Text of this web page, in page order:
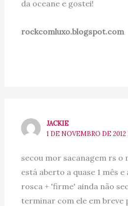
da oceane e gostei!
rockcomluxo.blogspot.com
JACKIE
1 DE NOVEMBRO DE
secou mor sacanagem rs o
está aberto a quase 1 mês
rosca + 'firme' ainda não
terminar com ele em breve